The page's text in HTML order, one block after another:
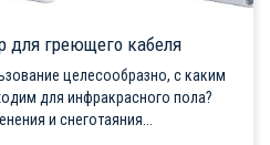
для греющего кабеля
целесообразно, с каким
для инфракрасного пола?
и снеготаяния...